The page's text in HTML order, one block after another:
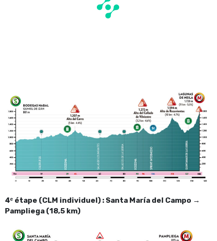
4ᵉ étape (CLM individuel) : Santa María del Campo →
Pampliega (18,5 km)